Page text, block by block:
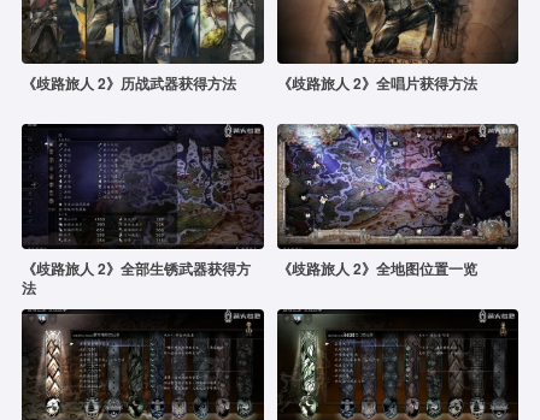
《歧路旅人 2》历战武器获得方法 《歧路旅人 2》全唱片获得方法
《歧路旅人 2》全部生锈武器获得方
法
《歧路旅人 2》全地图位置一览